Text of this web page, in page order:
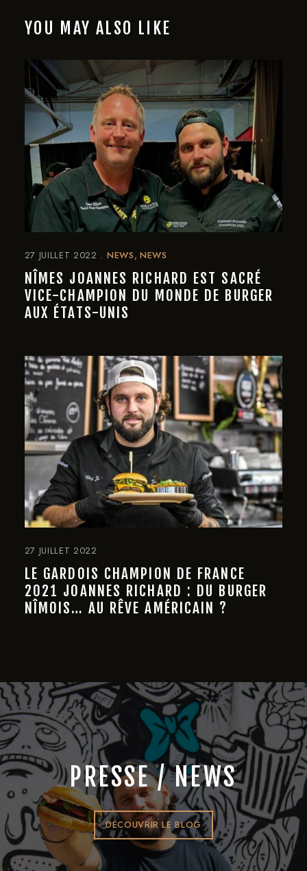
YOU MAY ALSO LIKE
27 JUILLET 2022 NEWS NEWS
NÎMES JOANNES RICHARD EST SACRÉ
VICE-CHAMPION DU MONDE DE BURGER
AUX ÉTATS-UNIS
27 JUILLET 2022
LE GARDOIS CHAMPION DE FRANCE
2021 JOANNES RICHARD : DU BURGER
NÎMOIS… AU RÊVE AMÉRICAIN ?
PRESSE / NEWS
DÉCOUVRIR LE BLOG